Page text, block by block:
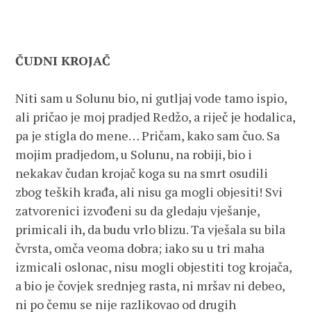
ČUDNI KROJAČ
Niti sam u Solunu bio, ni gutljaj vode tamo ispio,
ali pričao je moj pradjed Redžo, a riječ je hodalica,
pa je stigla do mene… Pričam, kako sam čuo. Sa
mojim pradjedom, u Solunu, na robiji, bio i
nekakav čudan krojač koga su na smrt osudili
zbog teških krađa, ali nisu ga mogli objesiti! Svi
zatvorenici izvođeni su da gledaju vješanje,
primicali ih, da budu vrlo blizu. Ta vješala su bila
čvrsta, omča veoma dobra; iako su u tri maha
izmicali oslonac, nisu mogli objestiti tog krojača,
a bio je čovjek srednjeg rasta, ni mršav ni debeo,
ni po čemu se nije razlikovao od drugih